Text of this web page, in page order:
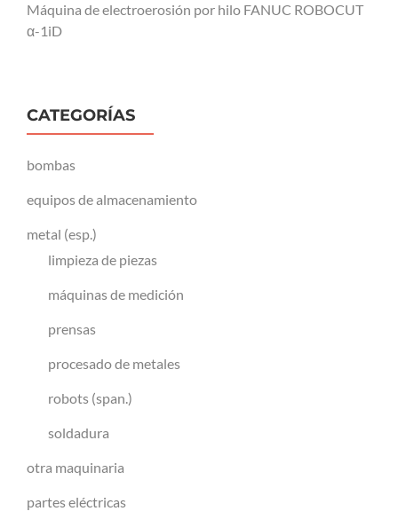
Máquina de electroerosión por hilo FANUC ROBOCUT
α-1iD
CATEGORÍAS
bombas
equipos de almacenamiento
metal (esp.)
limpieza de piezas
máquinas de medición
prensas
procesado de metales
robots (span.)
soldadura
otra maquinaria
partes eléctricas